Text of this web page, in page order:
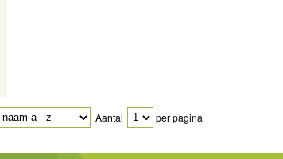
Aantal per pagina